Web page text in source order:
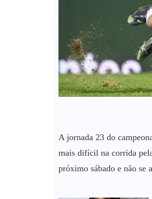
A jornada 23 do
mais difícil na corrida
próximo sábado e não se